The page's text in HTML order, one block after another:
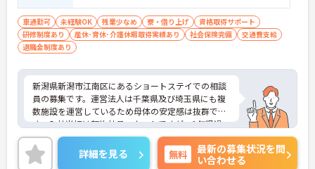
車通勤可 未経験OK 残業少なめ 寮・借り上げ
資格取得サポート
研修制度あり
産休･育休･介護休暇取得実績あり 社会保険完備
交通費支給
退職金制度あり
新潟県新潟市江南区にあるショートステイでの相談
員の募集です。運営法人は千葉県及び埼玉県にも複
数施設を運営しているため母体の安定感は抜群で
す。入社当初は契約社員スタートですが、1年経過
後、正社員登用の可能性があります♪ご興味ある方
には面接対策ポイントなど、さらに詳しい詳細をお
話いたしますのでお気軽にご相談ください。
詳細を見る 無料
最新の募集状況を問
い合わせる